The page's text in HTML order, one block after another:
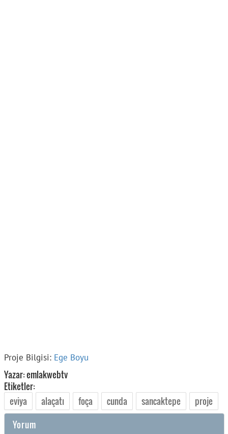
Proje Bilgisi: Ege Boyu
Yazar: emlakwebtv
Etiketler:
eviya
alaçatı foça cunda sancaktepe
proje
Yorum